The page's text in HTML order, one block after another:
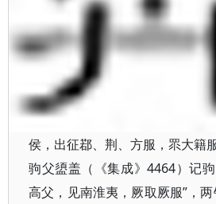
侯，出征鄀、荆、方服，眔大籍
驹父盨盖（《集成》4464）记
高父，见南淮夷，厥取厥服”，两